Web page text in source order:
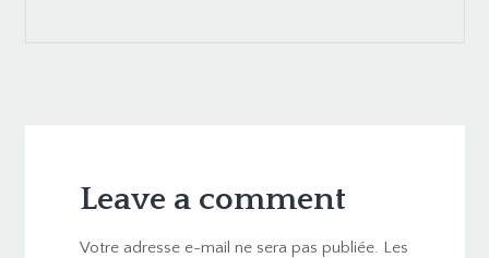
Leave a comment
Votre adresse e-mail ne sera pas publiée. Les